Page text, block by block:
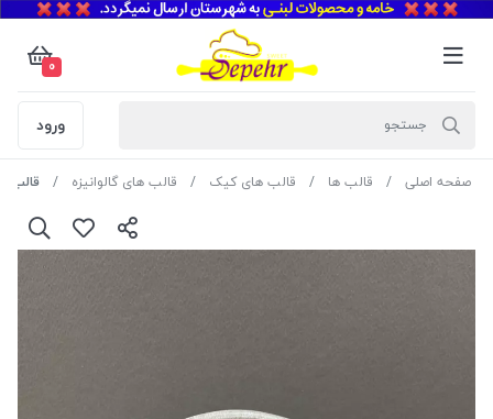
0
ورود
صفحه اصلی قالب ها قالب های کیک قالب های گالوانیزه قالب گالوانیزه